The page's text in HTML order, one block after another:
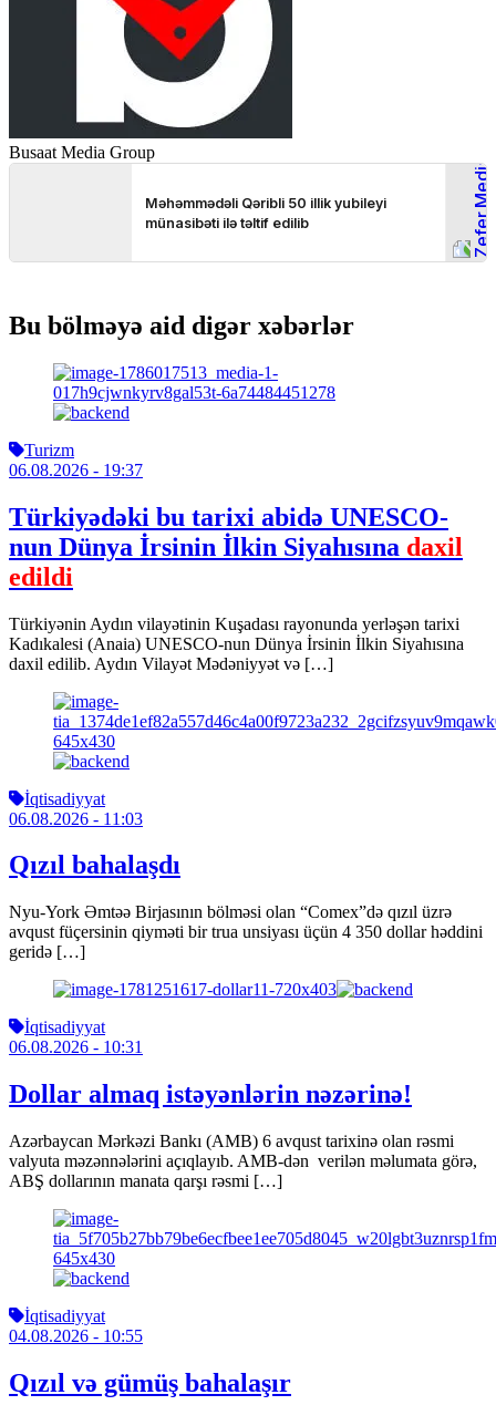
Busaat Media Group
Bu bölməyə aid digər xəbərlər
Turizm
06.08.2026 - 19:37
Türkiyədəki bu tarixi abidə UNESCO-
nun Dünya İrsinin İlkin Siyahısına daxil
edildi
Türkiyənin Aydın vilayətinin Kuşadası rayonunda yerləşən tarixi
Kadıkalesi (Anaia) UNESCO-nun Dünya İrsinin İlkin Siyahısına
daxil edilib. Aydın Vilayət Mədəniyyət və […]
İqtisadiyyat
06.08.2026 - 11:03
Qızıl bahalaşdı
Nyu-York Əmtəə Birjasının bölməsi olan “Comex”də qızıl üzrə
avqust füçersinin qiyməti bir trua unsiyası üçün 4 350 dollar həddini
geridə […]
İqtisadiyyat
06.08.2026 - 10:31
Dollar almaq istəyənlərin nəzərinə!
Azərbaycan Mərkəzi Bankı (AMB) 6 avqust tarixinə olan rəsmi
valyuta məzənnələrini açıqlayıb. AMB-dən verilən məlumata görə,
ABŞ dollarının manata qarşı rəsmi […]
İqtisadiyyat
04.08.2026 - 10:55
Qızıl və gümüş bahalaşır